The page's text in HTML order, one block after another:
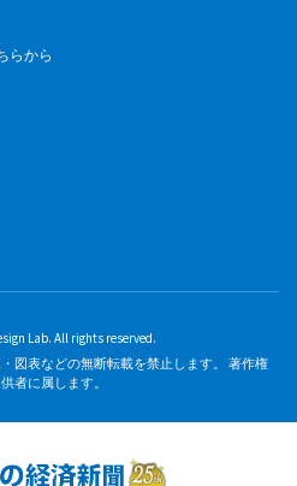
らから
Lab. All rights reserved.
図表などの無断転載を禁止します。 著作権
者に属します。